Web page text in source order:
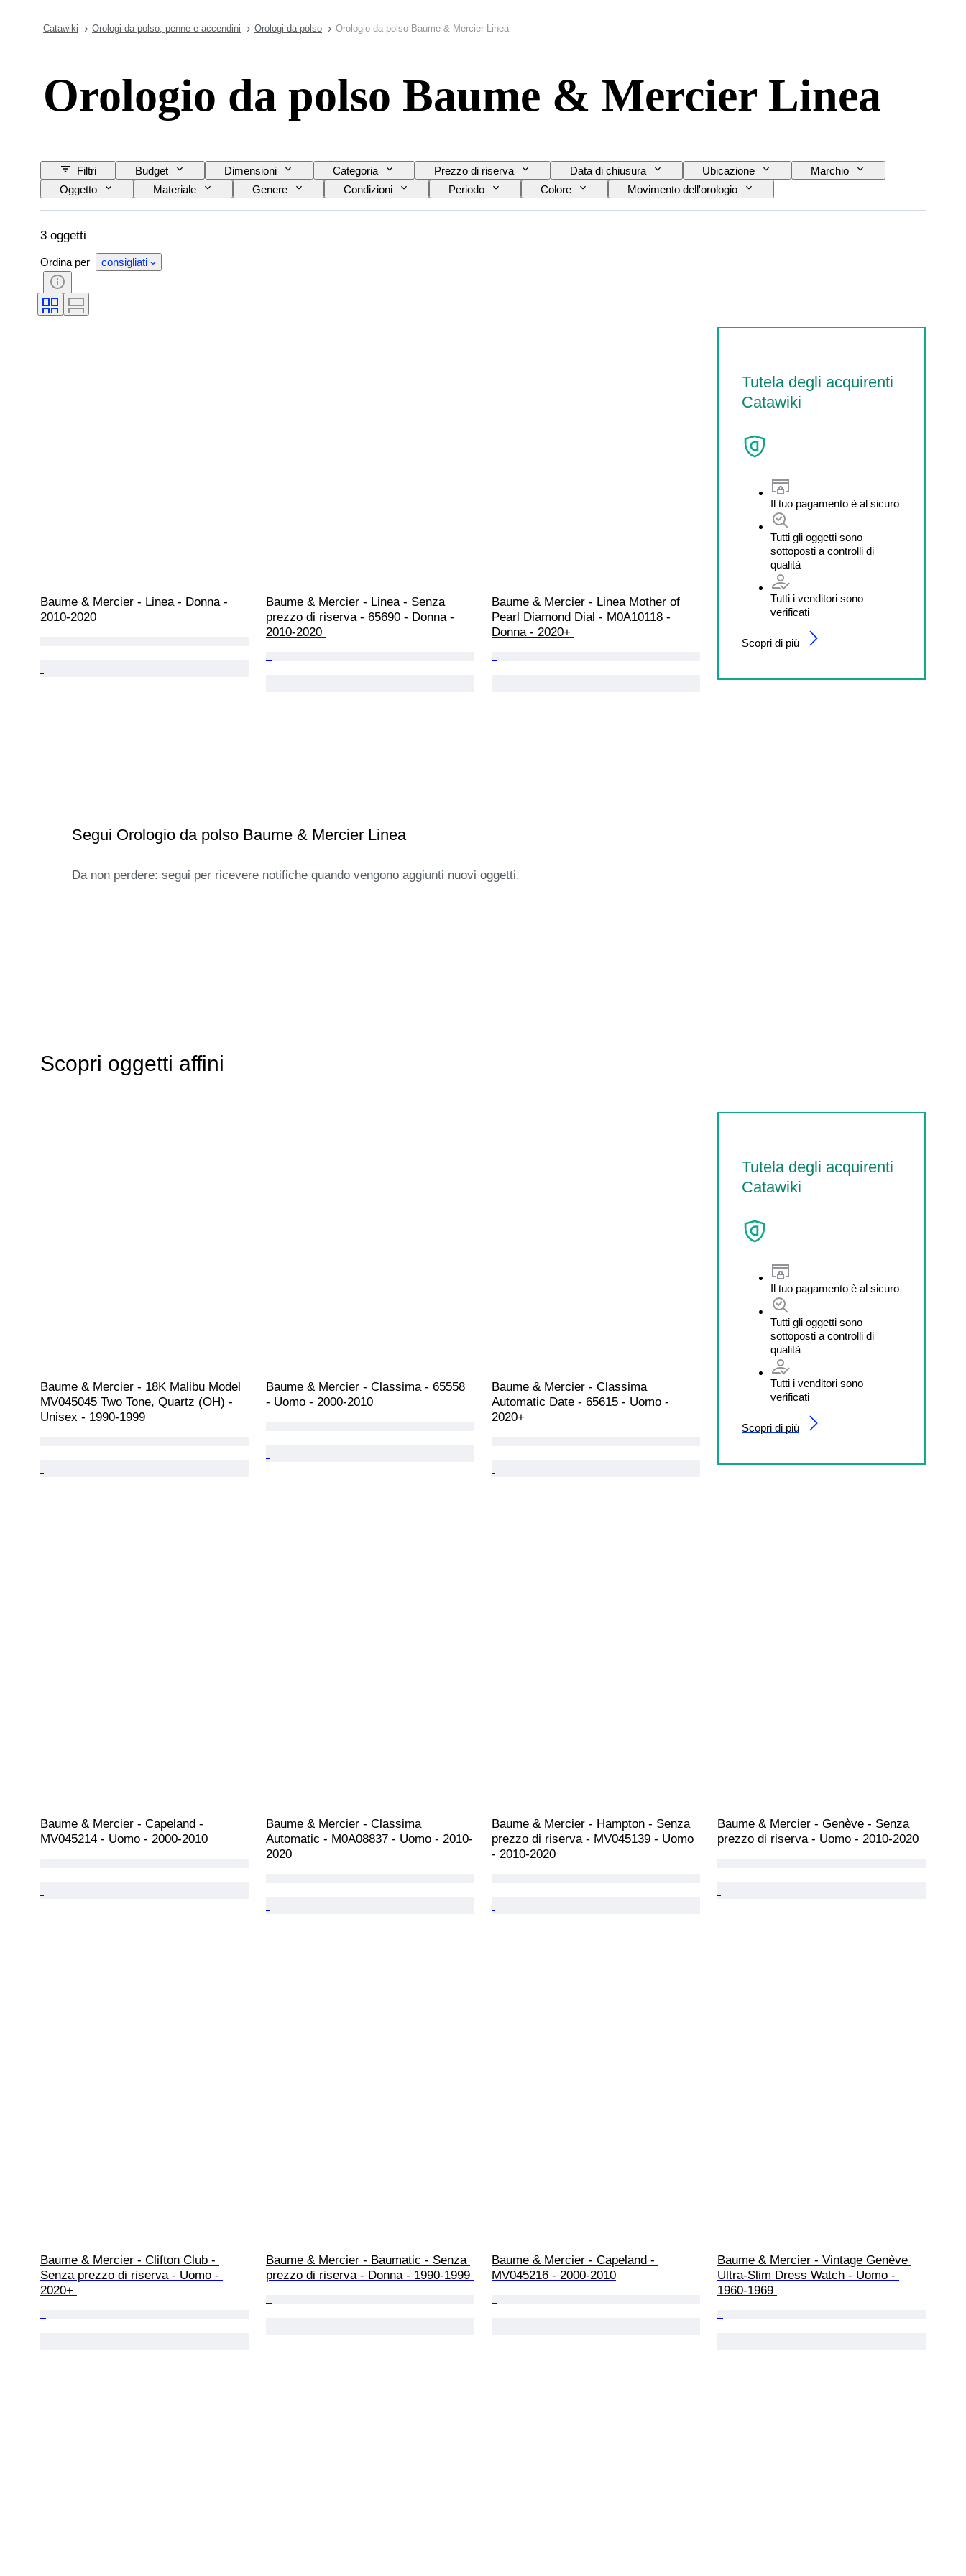
Catawiki Orologi da polso, penne e accendini Orologi da polso Orologio da polso Baume & Mercier Linea
Orologio da polso Baume & Mercier Linea
Filtri Budget Dimensioni Categoria Prezzo di riserva Data di chiusura Ubicazione
Marchio
Oggetto
Materiale Genere Condizioni Periodo Colore
Movimento dell'orologio
Materiale del cinturino dell’orologio
Lunghezza del cinturino dell’orologio Diametro della cassa Modello
3 oggetti
Ordina per consigliati
Baume & Mercier - Linea - Donna -
2010-2020
Baume & Mercier - Linea - Senza
prezzo di riserva - 65690 - Donna -
2010-2020
Baume & Mercier - Linea Mother of
Pearl Diamond Dial - M0A10118 -
Donna - 2020+
Tutela degli acquirenti
Catawiki
Il tuo pagamento è al sicuro
Tutti gli oggetti sono
sottoposti a controlli di
qualità
Tutti i venditori sono
verificati
Scopri di più
Segui Orologio da polso Baume & Mercier Linea
Da non perdere: segui per ricevere notifiche quando vengono aggiunti nuovi oggetti.
Scopri oggetti affini
Tutela degli acquirenti
Catawiki
Il tuo pagamento è al sicuro
Tutti gli oggetti sono
sottoposti a controlli di
qualità
Tutti i venditori sono
verificati
Scopri di più
Baume & Mercier - 18K Malibu Model
MV045045 Two Tone, Quartz (OH) -
Unisex - 1990-1999
Baume & Mercier - Classima - 65558
- Uomo - 2000-2010
Baume & Mercier - Classima
Automatic Date - 65615 - Uomo -
2020+
Baume & Mercier - Capeland -
MV045214 - Uomo - 2000-2010
Baume & Mercier - Classima
Automatic - M0A08837 - Uomo - 2010-
2020
Baume & Mercier - Hampton - Senza
prezzo di riserva - MV045139 - Uomo
- 2010-2020
Baume & Mercier - Genève - Senza
prezzo di riserva - Uomo - 2010-2020
Baume & Mercier - Clifton Club -
Senza prezzo di riserva - Uomo -
2020+
Baume & Mercier - Baumatic - Senza
prezzo di riserva - Donna - 1990-1999
Baume & Mercier - Capeland -
MV045216 - 2000-2010
Baume & Mercier - Vintage Genève
Ultra-Slim Dress Watch - Uomo -
1960-1969